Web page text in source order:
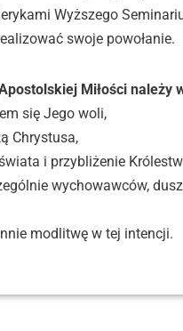
Wyższego
swoje powołanie.
Miłości należy
się Jego woli,
Chrystusa,
i przybliżenie
wychowawców,
modlitwę w tej intencji.